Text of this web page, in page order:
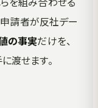
を組み合わせる
申請者が反社デー
の事実だけを、
渡せます。